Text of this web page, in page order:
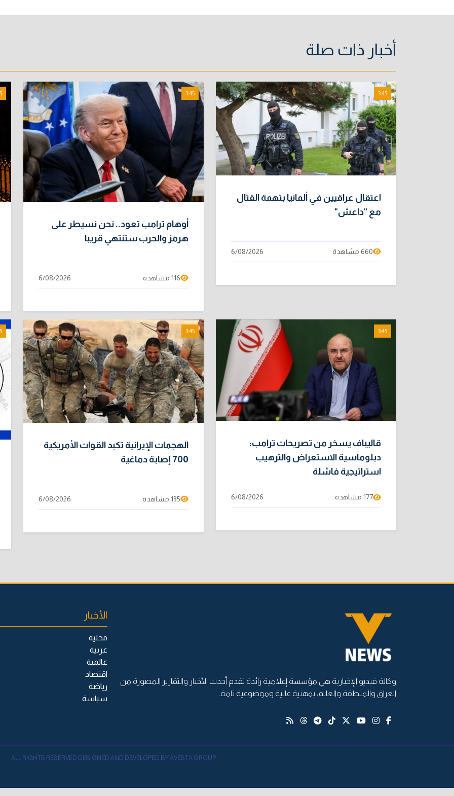
أخبار ذات صلة
3:45
اعتقال عراقيين في ألمانيا بتهمة القتال
مع "داعش"
660 مشاهدة 6/08/2026
3:45
أوهام ترامب تعود.. نحن نسيطر على
هرمز والحرب ستنتهي قريبا
116 مشاهدة 6/08/2026
3:45
قاليباف يسخر من تصريحات ترامب:
دبلوماسية الاستعراض والترهيب
استراتيجية فاشلة
177 مشاهدة 6/08/2026
3:45
الهجمات الإيرانية تكبد القوات الأمريكية
700 إصابة دماغية
135 مشاهدة 6/08/2026
وكالة فيديو الإخبارية هي مؤسسة إعلامية رائدة تقدم أحدث الأخبار والتقارير المصورة من
العراق والمنطقة والعالم، بمهنية عالية وموضوعية تامة.
الأخبار
محلية
عربية
عالمية
اقتصاد
رياضة
سياسة
ALL RIGHTS RESERVED DESIGNED AND DEVELOPED BY AVESTA GROUP